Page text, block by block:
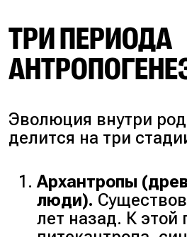
ТРИ ПЕРИОДА
Эволюция внутри
делится на три
Архантропы
люди).
лет назад. К этой